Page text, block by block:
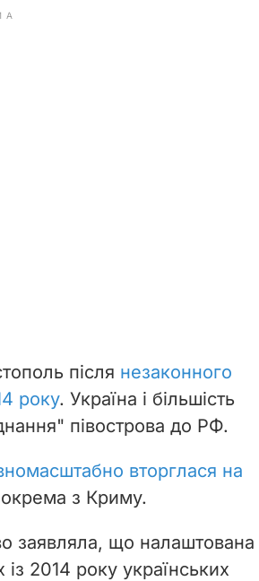
після незаконного
року. Україна і більшість
півострова до РФ.
вторглася на
з Криму.
заявляла, що налаштована
2014 року українських